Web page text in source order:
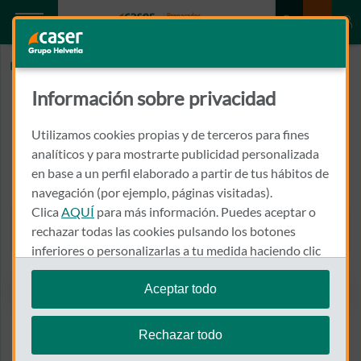
Inicio LABORDA GONZALEZ, ANTONIO
LABORDA GONZALEZ,
ANTONIO
CALLE ILDEFONSO SANCHEZ DEL RIO, 1, ENT, IZD
33510 - POLA DE SIERO
985 720 190
Llamar a LABORDA
Ver el mapa en Google Maps
Información sobre privacidad
Utilizamos cookies propias y de terceros para fines
analíticos y para mostrarte publicidad personalizada
en base a un perfil elaborado a partir de tus hábitos de
navegación (por ejemplo, páginas visitadas).
Clica AQUÍ para más información. Puedes aceptar o
rechazar todas las cookies pulsando los botones
inferiores o personalizarlas a tu medida haciendo clic
en"configurar cookies".
Te recordamos que puedes modificar tus ajustes de
cookies en cualquier momento en la sección
Aceptar todo
Rechazar todo